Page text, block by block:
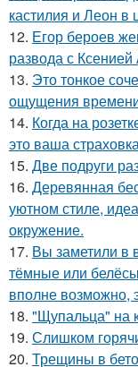
кастилия и Леон в
12. Егор бероев
развода с
13. Это тонкое
ощущения
14. Когда на
это ваша
15. Две подруги
16. Деревянная
уютном стиле,
окружение.
17. Вы заметили в
тёмные или
вполне возможно,
18. "Щупальца" на
19. Слишком
20. Трещины в